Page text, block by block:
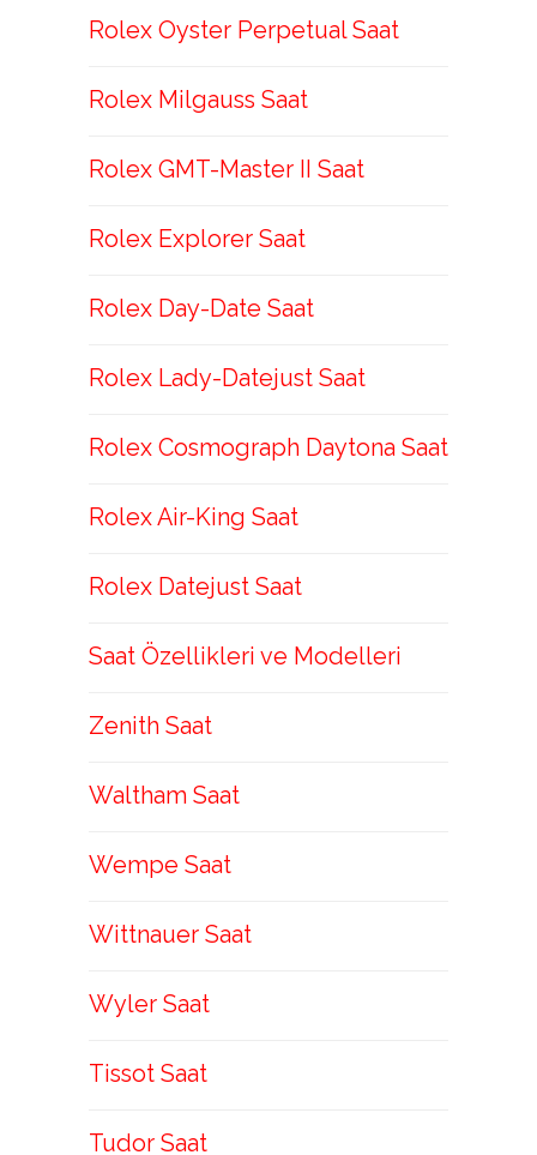
Rolex Oyster Perpetual Saat
Rolex Milgauss Saat
Rolex GMT-Master II Saat
Rolex Explorer Saat
Rolex Day-Date Saat
Rolex Lady-Datejust Saat
Rolex Cosmograph Daytona Saat
Rolex Air-King Saat
Rolex Datejust Saat
Saat Özellikleri ve Modelleri
Zenith Saat
Waltham Saat
Wempe Saat
Wittnauer Saat
Wyler Saat
Tissot Saat
Tudor Saat